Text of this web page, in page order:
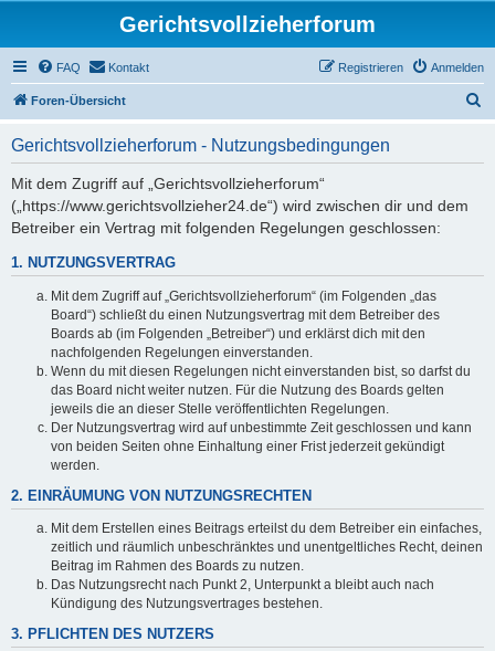
Gerichtsvollzieherforum
FAQ Kontakt Anmelden
Registrieren
Foren-Übersicht
Gerichtsvollzieherforum - Nutzungsbedingungen
Mit dem Zugriff auf „Gerichtsvollzieherforum“
(„https://www.gerichtsvollzieher24.de“) wird zwischen dir und dem
Betreiber ein Vertrag mit folgenden Regelungen geschlossen:
1. NUTZUNGSVERTRAG
Mit dem Zugriff auf „Gerichtsvollzieherforum“ (im Folgenden „das
Board“) schließt du einen Nutzungsvertrag mit dem Betreiber des
Boards ab (im Folgenden „Betreiber“) und erklärst dich mit den
nachfolgenden Regelungen einverstanden.
Wenn du mit diesen Regelungen nicht einverstanden bist, so darfst du
das Board nicht weiter nutzen. Für die Nutzung des Boards gelten
jeweils die an dieser Stelle veröffentlichten Regelungen.
Der Nutzungsvertrag wird auf unbestimmte Zeit geschlossen und kann
von beiden Seiten ohne Einhaltung einer Frist jederzeit gekündigt
werden.
2. EINRÄUMUNG VON NUTZUNGSRECHTEN
Mit dem Erstellen eines Beitrags erteilst du dem Betreiber ein einfaches,
zeitlich und räumlich unbeschränktes und unentgeltliches Recht, deinen
Beitrag im Rahmen des Boards zu nutzen.
Das Nutzungsrecht nach Punkt 2, Unterpunkt a bleibt auch nach
Kündigung des Nutzungsvertrages bestehen.
3. PFLICHTEN DES NUTZERS